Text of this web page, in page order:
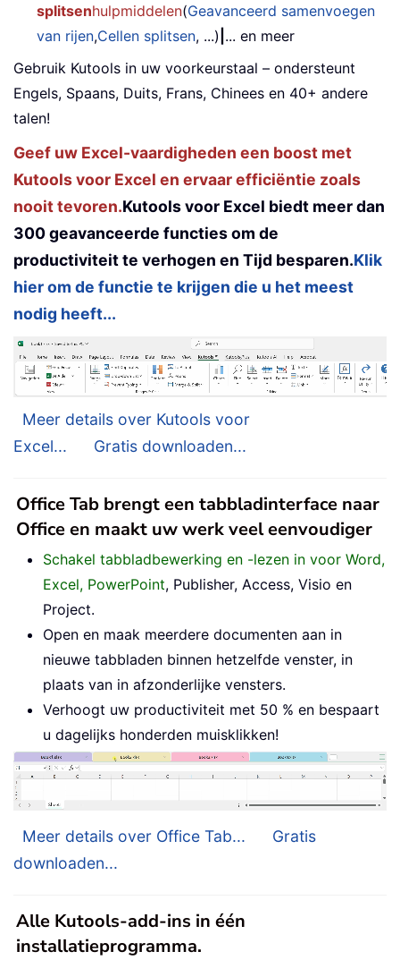
splitsenhulpmiddelen(Geavanceerd samenvoegen
van rijen,Cellen splitsen, ...) ... en meer
Gebruik Kutools in uw voorkeurstaal – ondersteunt
Engels, Spaans, Duits, Frans, Chinees en 40+ andere
talen!
Geef uw Excel-vaardigheden een boost met
Kutools voor Excel en ervaar efficiëntie zoals
nooit tevoren.Kutools voor Excel biedt meer dan
300 geavanceerde functies om de
productiviteit te verhogen en Tijd besparen.Klik
hier om de functie te krijgen die u het meest
nodig heeft...
Meer details over Kutools voor
Excel...
Gratis downloaden...
Office Tab brengt een tabbladinterface naar
Office en maakt uw werk veel eenvoudiger
Schakel tabbladbewerking en -lezen in voor Word,
Excel, PowerPoint, Publisher, Access, Visio en
Project.
Open en maak meerdere documenten aan in
nieuwe tabbladen binnen hetzelfde venster, in
plaats van in afzonderlijke vensters.
Verhoogt uw productiviteit met 50 % en bespaart
u dagelijks honderden muisklikken!
Meer details over Office Tab...
Gratis
downloaden...
Alle Kutools-add-ins in één
installatieprogramma.